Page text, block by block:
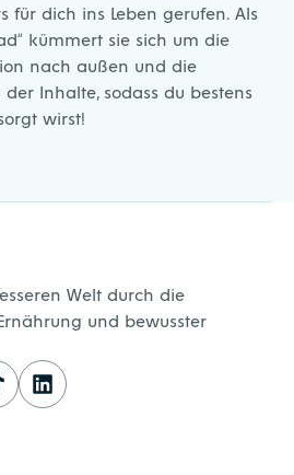
für dich ins Leben gerufen. Als
kümmert sie sich um die
nach außen und die
Inhalte, sodass du bestens
wirst!
Welt durch die
und bewusster